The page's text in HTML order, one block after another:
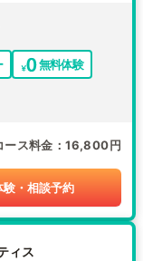
無料体験
ース料金 16,800円
験・相談予約
ィス